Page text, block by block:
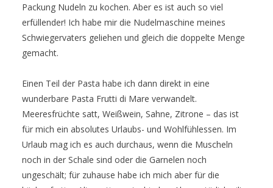
Packung Nudeln zu kochen. Aber es ist auch so viel
erfüllender! Ich habe mir die Nudelmaschine meines
Schwiegervaters geliehen und gleich die doppelte Menge
gemacht.
Einen Teil der Pasta habe ich dann direkt in eine
wunderbare Pasta Frutti di Mare verwandelt.
Meeresfrüchte satt, Weißwein, Sahne, Zitrone – das ist
für mich ein absolutes Urlaubs- und Wohlfühlessen. Im
Urlaub mag ich es auch durchaus, wenn die Muscheln
noch in der Schale sind oder die Garnelen noch
ungeschält; für zuhause habe ich mich aber für die